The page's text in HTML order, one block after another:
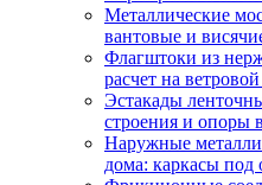
Металлические
вантовые и
Флагштоки из
расчет на
Эстакады
строения и опоры
Наружные
дома: каркасы под